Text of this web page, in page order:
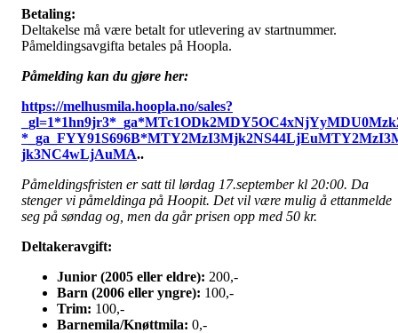
Betaling:
Deltakelse må være betalt for utlevering av startnummer.
Påmeldingsavgifta betales på Hoopla.
Påmelding kan du gjøre her:
https://melhusmila.hoopla.no/sales?
jk3NC4wLjAuMA..
Påmeldingsfristen er satt til lørdag 17.september kl 20:00. Da
stenger vi påmeldinga på Hoopit. Det vil være mulig å ettanmelde
seg på søndag og, men da går prisen opp med 50 kr.
Deltakeravgift:
Junior (2005 eller eldre): 200,-
Barn (2006 eller yngre): 100,-
Trim: 100,-
Barnemila/Knøttmila: 0,-